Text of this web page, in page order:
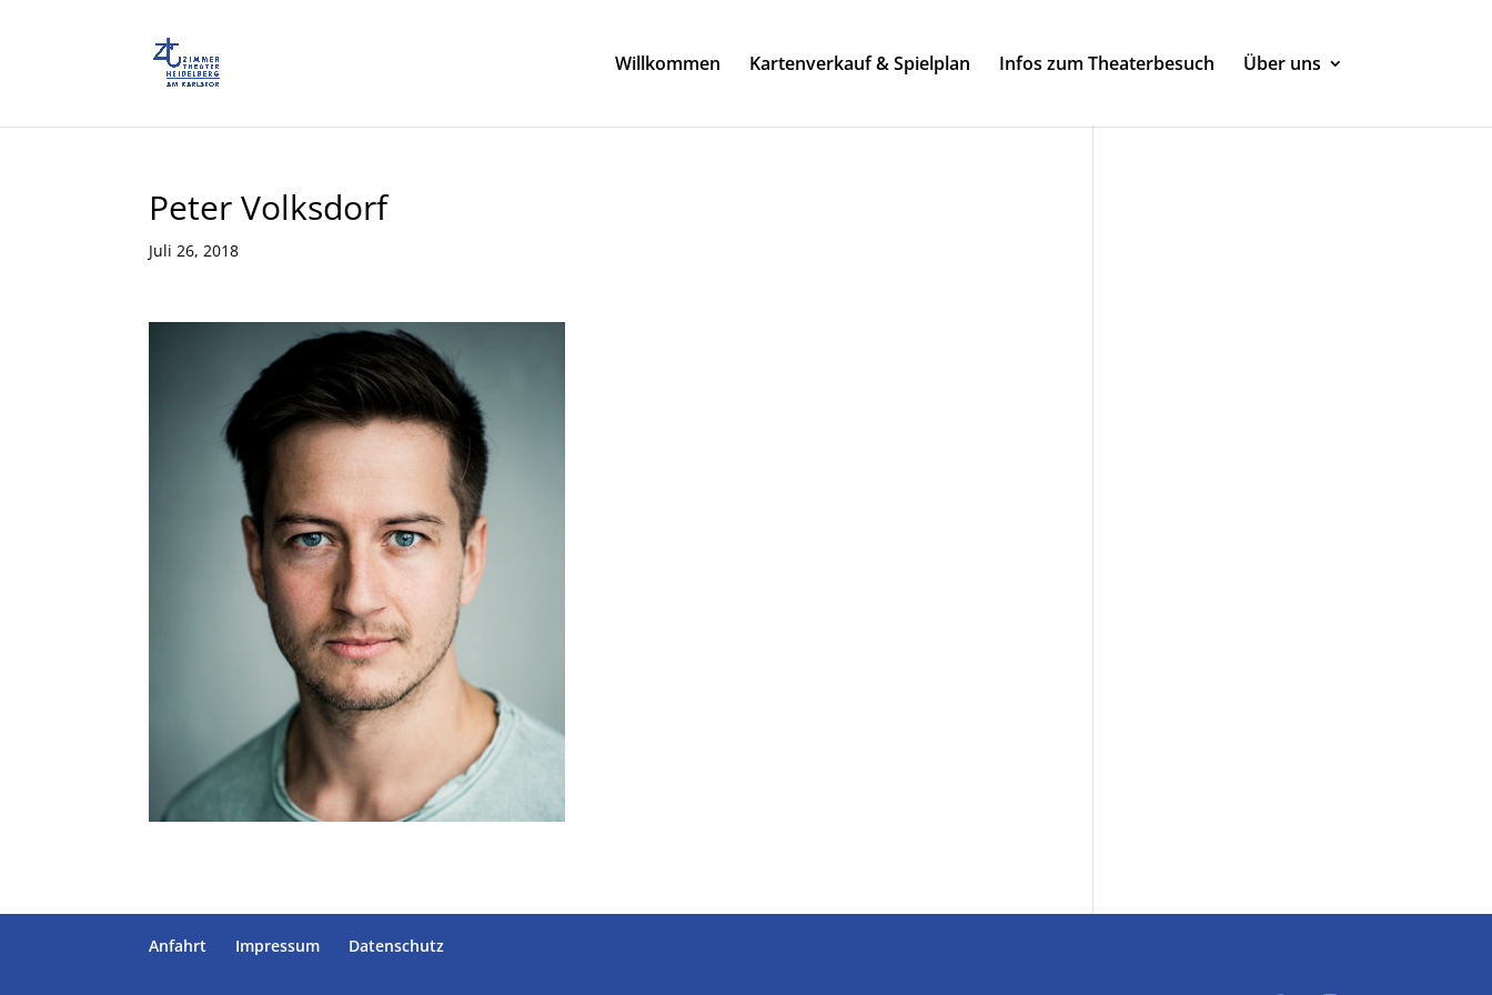
Willkommen Kartenverkauf & Spielplan Infos zum Theaterbesuch Über uns
Peter Volksdorf
Juli 26, 2018
Anfahrt Impressum Datenschutz